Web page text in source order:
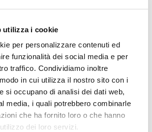
utilizza i cookie
per personalizzare contenuti ed
funzionalità dei social media e per
traffico. Condividiamo inoltre
in cui utilizza il nostro sito con i
si occupano di analisi dei dati web,
media, i quali potrebbero combinarle
che ha fornito loro o che hanno
dei loro servizi.
Funebri Ottani